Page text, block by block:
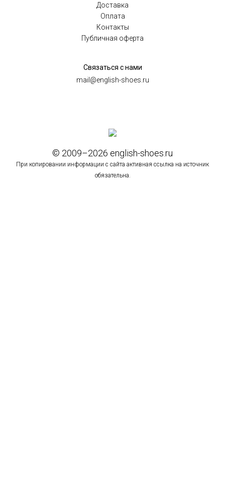
Доставка
Оплата
Контакты
Публичная оферта
Связаться с нами
mail@english-shoes.ru
© 2009–2026 english-shoes.ru
При копировании информации с сайта активная ссылка на источник
обязательна.